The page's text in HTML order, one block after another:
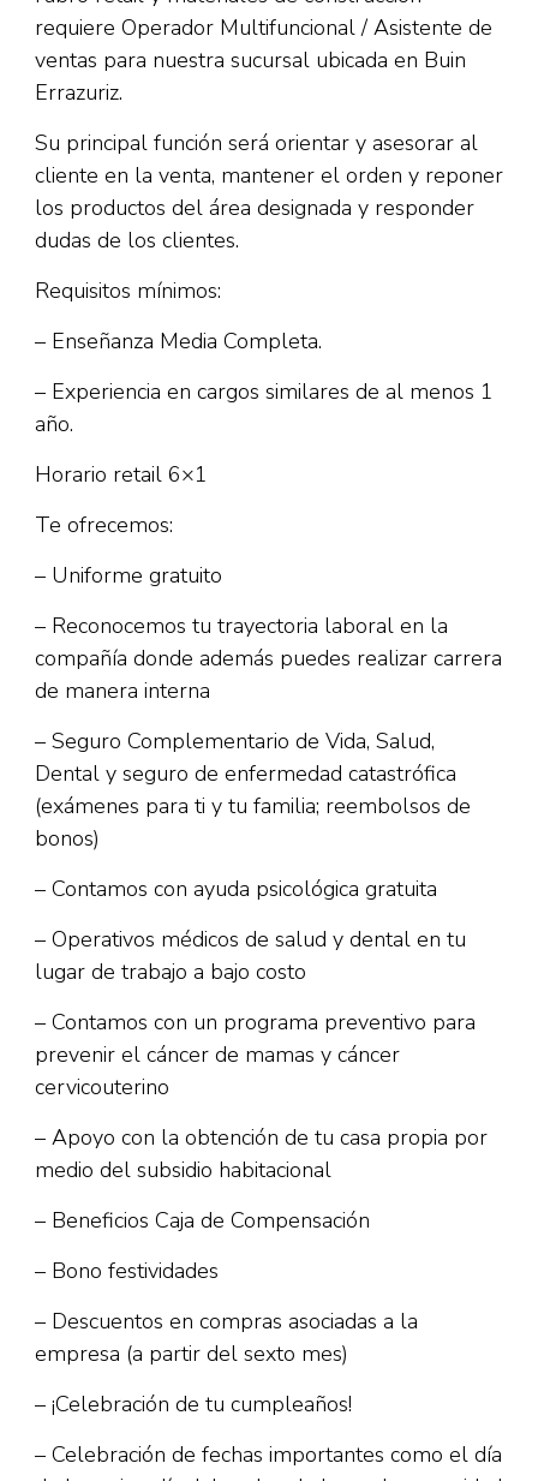
requiere Operador Multifuncional / Asistente de
ventas para nuestra sucursal ubicada en Buin
Errazuriz.
Su principal función será orientar y asesorar al
cliente en la venta, mantener el orden y reponer
los productos del área designada y responder
dudas de los clientes.
Requisitos mínimos:
– Enseñanza Media Completa.
– Experiencia en cargos similares de al menos 1
año.
Horario retail 6×1
Te ofrecemos:
– Uniforme gratuito
– Reconocemos tu trayectoria laboral en la
compañía donde además puedes realizar carrera
de manera interna
– Seguro Complementario de Vida, Salud,
Dental y seguro de enfermedad catastrófica
(exámenes para ti y tu familia; reembolsos de
bonos)
– Contamos con ayuda psicológica gratuita
– Operativos médicos de salud y dental en tu
lugar de trabajo a bajo costo
– Contamos con un programa preventivo para
prevenir el cáncer de mamas y cáncer
cervicouterino
– Apoyo con la obtención de tu casa propia por
medio del subsidio habitacional
– Beneficios Caja de Compensación
– Bono festividades
– Descuentos en compras asociadas a la
empresa (a partir del sexto mes)
– ¡Celebración de tu cumpleaños!
– Celebración de fechas importantes como el día